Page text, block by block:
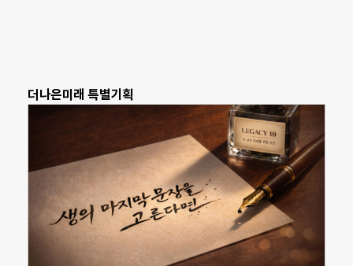
더나은미래 특별기획